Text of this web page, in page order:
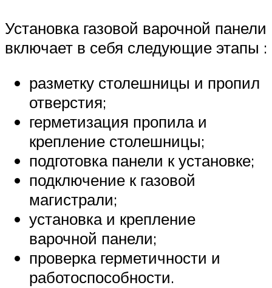
Установка газовой варочной панели
включает в себя следующие этапы :
разметку столешницы и пропил
отверстия;
герметизация пропила и
крепление столешницы;
подготовка панели к установке;
подключение к газовой
магистрали;
установка и крепление
варочной панели;
проверка герметичности и
работоспособности.